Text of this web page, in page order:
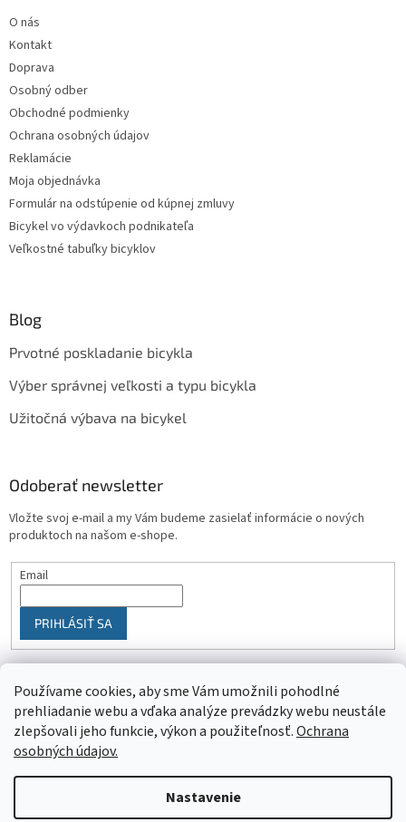
Používame cookies, aby sme Vám umožnili pohodlné
prehliadanie webu a vďaka analýze prevádzky webu neustále
zlepšovali jeho funkcie, výkon a použiteľnosť.Ochrana
osobných údajov.
Nastavenie
O nás
Kontakt
Doprava
Osobný odber
Obchodné podmienky
Ochrana osobných údajov
Reklamácie
Moja objednávka
Formulár na odstúpenie od kúpnej zmluvy
Bicykel vo výdavkoch podnikateľa
Veľkostné tabuľky bicyklov
Blog
Prvotné poskladanie bicykla
Výber správnej veľkosti a typu bicykla
Užitočná výbava na bicykel
Odoberať newsletter
Vložte svoj e-mail a my Vám budeme zasielať informácie o nových
produktoch na našom e-shope.
Email
PRIHLÁSIŤ SA
Vytvoril Shoptet